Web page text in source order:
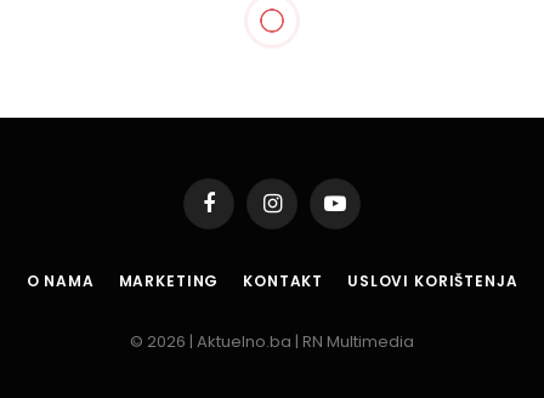
FacebookInstagramYouTube
O NAMA MARKETING KONTAKT USLOVI KORIŠTENJA
© 2026 | Aktuelno.ba | RN Multimedia